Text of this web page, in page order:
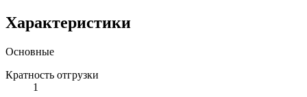
Характеристики
Основные
Кратность отгрузки
1